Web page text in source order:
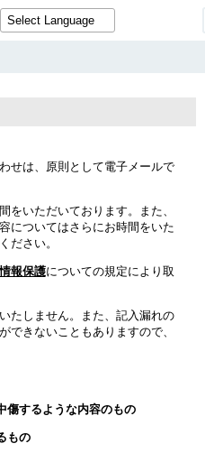
せは、原則として電子メールで
をいただいております。また、
についてはさらにお時間をいた
ださい。
報保護についての規定により取
たしません。また、記入漏れの
できないこともありますので、
傷するような内容のもの
もの